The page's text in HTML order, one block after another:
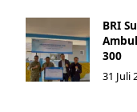
BRI
300
31 Juli